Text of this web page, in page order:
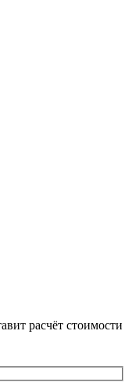
расчёт стоимости